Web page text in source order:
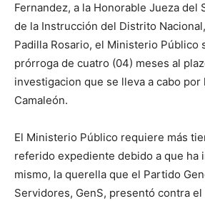
Ferna‌ndez, a la Honorable Jueza del
de la Instrucción del Distrito
Padilla Rosario, el Ministerio Público
prórroga de cuatro (04) meses al
investigacio‌n que se lleva a cabo por
Camaleón.
El Ministerio Público requiere más
referido expediente debido a que ha
mismo, la querella que el Partido
Servidores, GenS, presentó contra